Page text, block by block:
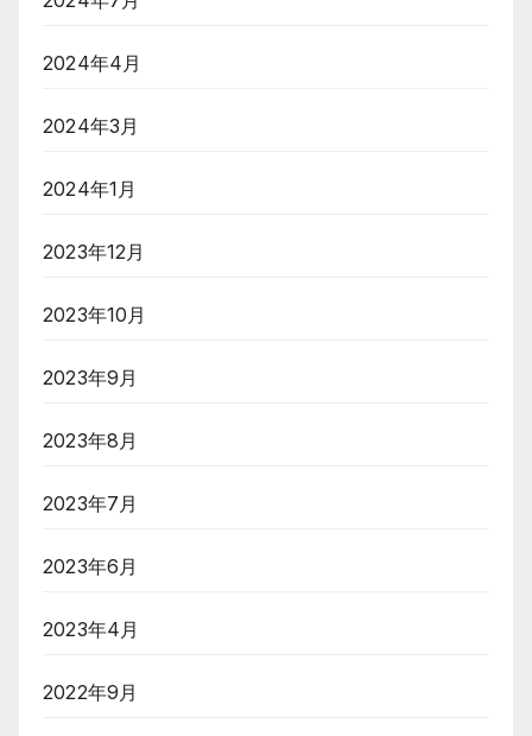
2024年4月
2024年3月
2024年1月
2023年12月
2023年10月
2023年9月
2023年8月
2023年7月
2023年6月
2023年4月
2022年9月